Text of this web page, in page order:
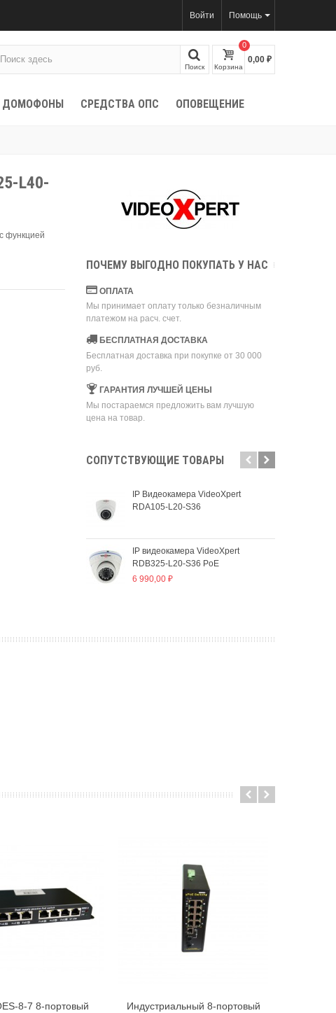
Помощь
Войти
Поиск Корзина
0
0,00 ₽
ДОМОФОНЫ СРЕДСТВА ОПС ОПОВЕЩЕНИЕ
L40-
функцией
ПОЧЕМУ ВЫГОДНО ПОКУПАТЬ У НАС
ОПЛАТА
Мы принимает оплату только безналичным
платежом на расч. счет.
БЕСПЛАТНАЯ ДОСТАВКА
Бесплатная доставка при покупке от 30 000
руб.
ГАРАНТИЯ ЛУЧШЕЙ ЦЕНЫ
Мы постараемся предложить вам лучшую
цена на товар.
CОПУТСТВУЮЩИЕ ТОВАРЫ
IP Видеокамера VideoXpert
RDA105-L20-S36
IP видеокамера VideoXpert
RDB325-L20-S36 PoE
6 990,00 ₽
В корзину8-7 8-портовый
В корзину
Индустриальный 8-портовый